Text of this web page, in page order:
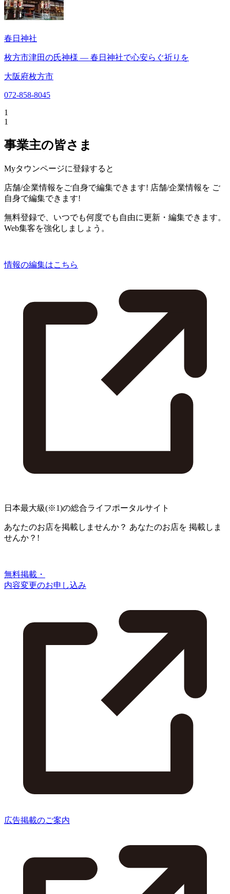
春日神社
枚方市津田の氏神様 ― 春日神社で心安らぐ祈りを
大阪府枚方市
072-858-8045
1
1
事業主の皆さま
Myタウンページに登録すると
店舗/企業情報をご自身で編集できます! 店舗/企業情報を ご
自身で編集できます!
無料登録で、いつでも何度でも自由に更新・編集できます。
Web集客を強化しましょう。
情報の編集はこちら
日本最大級(※1)の総合ライフポータルサイト
あなたのお店を掲載しませんか？ あなたのお店を 掲載しま
せんか？!
無料掲載・
内容変更のお申し込み
広告掲載のご案内